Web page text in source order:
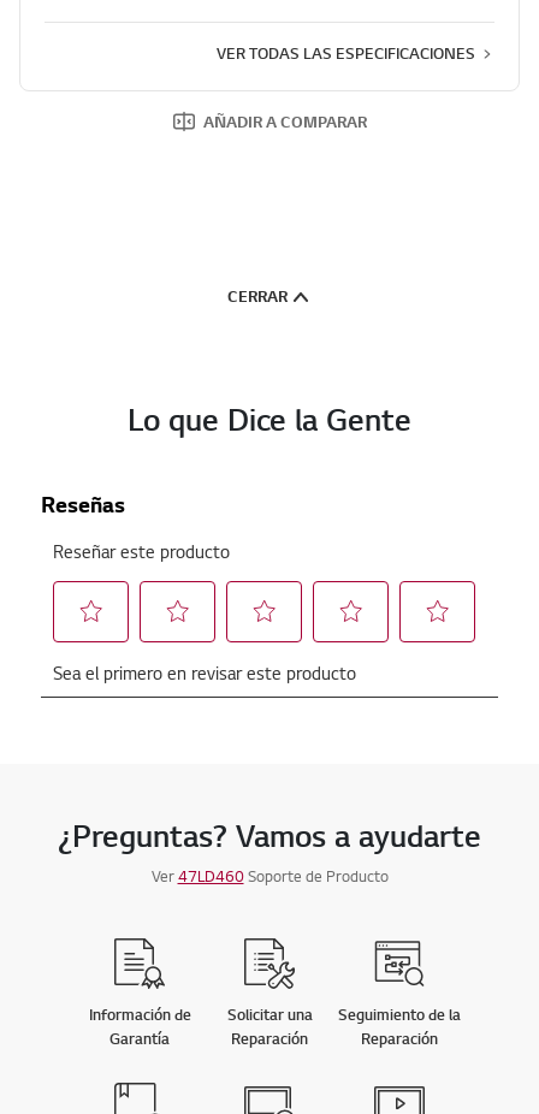
n
VER TODAS LAS ESPECIFICACIONES
AÑADIR A COMPARAR
CERRAR
Lo que Dice la Gente
¿Preguntas? Vamos a ayudarte
Ver47LD460Soporte de Producto
Información de
Garantía
Solicitar una
Reparación
Seguimiento de la
Reparación